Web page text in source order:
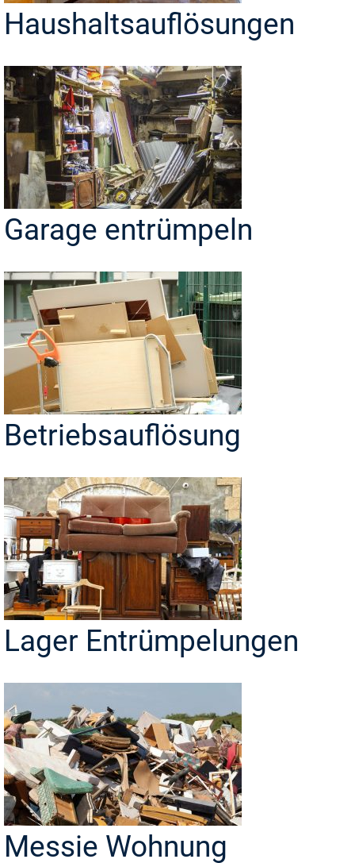
Haushaltsauflösungen
Garage entrümpeln
Betriebsauflösung
Lager Entrümpelungen
Messie Wohnung